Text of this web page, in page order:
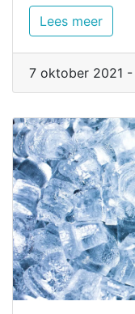
Lees meer
7 oktober 2021 -